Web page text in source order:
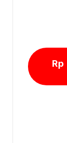
Rp